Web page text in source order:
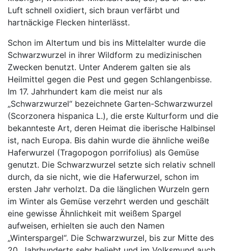
Luft schnell oxidiert, sich braun verfärbt und
hartnäckige Flecken hinterlässt.
Schon im Altertum und bis ins Mittelalter wurde die
Schwarzwurzel in ihrer Wildform zu medizinischen
Zwecken benutzt. Unter Anderem galten sie als
Heilmittel gegen die Pest und gegen Schlangenbisse.
Im 17. Jahrhundert kam die meist nur als
„Schwarzwurzel“ bezeichnete Garten-Schwarzwurzel
(Scorzonera hispanica L.), die erste Kulturform und die
bekannteste Art, deren Heimat die iberische Halbinsel
ist, nach Europa. Bis dahin wurde die ähnliche weiße
Haferwurzel (Tragopogon porrifolius) als Gemüse
genutzt. Die Schwarzwurzel setzte sich relativ schnell
durch, da sie nicht, wie die Haferwurzel, schon im
ersten Jahr verholzt. Da die länglichen Wurzeln gern
im Winter als Gemüse verzehrt werden und geschält
eine gewisse Ähnlichkeit mit weißem Spargel
aufweisen, erhielten sie auch den Namen
„Winterspargel“. Die Schwarzwurzel, bis zur Mitte des